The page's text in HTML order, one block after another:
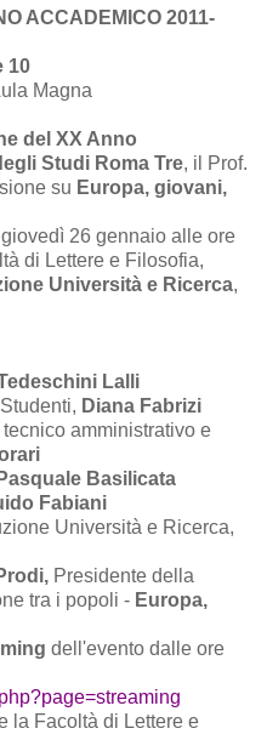
ACCADEMICO 2011-
10
Magna
del XX Anno
Studi Roma Tre, il Prof.
su Europa, giovani,
26 gennaio alle ore
di Lettere e Filosofia,
Università e Ricerca,
Lalli
Diana Fabrizi
amministrativo e
Pasquale Basilicata
Fabiani
Università e Ricerca,
Presidente della
tra i popoli - Europa,
dell'evento dalle ore
la Facoltà di Lettere e